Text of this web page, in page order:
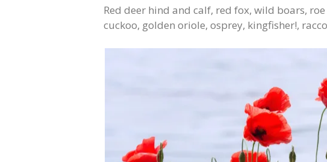
Red deer hind and calf, red fox, wild boars,
cuckoo, golden oriole, osprey, kingfisher!,